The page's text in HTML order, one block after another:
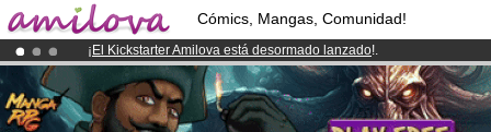
Cómics, Mangas, Comunidad!
¡ El Kickstarter Amilova está desormado lanzado!.
¡Conviertete en Premium por3.95 eurosal mes!Hazte Premium ya
¡Ya tenemos 134393miembrosy 1208 Cómics y Mangas!.